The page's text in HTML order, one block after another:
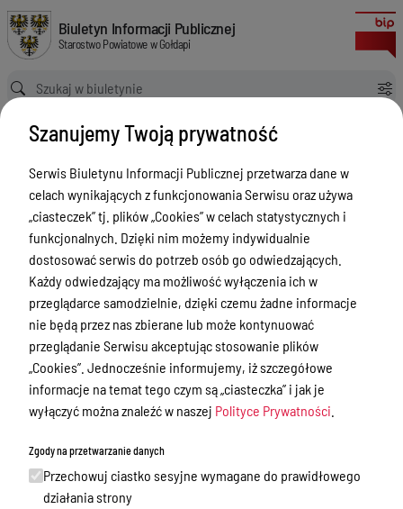
Stanowisko urzędnicze ds. administracyjno-technicznych
Biuletyn Informacji Publicznej Starostwo Powiatowe w Gołdapi
Biuletyn Informacji Publicznej
Starostwo Powiatowe w Gołdapi
Ścieżka powrotu
Strona główna
Ogłoszenia o naborze
Stanowisko urzędnicze ds. administracyjno-technicznych
Ogłoszenia o naborze
Menu Przedmiotowe
Powiat
Rada Powiatu
Zarząd Powiatu
Starostwo Powiatowe
Petycje
Oświadczenia majątkowe
Praca w Starostwie
Akty prawne
Szanujemy Twoją prywatność
Serwis Biuletynu Informacji Publicznej przetwarza dane w
celach wynikających z funkcjonowania Serwisu oraz używa
„ciasteczek” tj. plików „Cookies” w celach statystycznych i
funkcjonalnych. Dzięki nim możemy indywidualnie
dostosować serwis do potrzeb osób go odwiedzających.
Każdy odwiedzający ma możliwość wyłączenia ich w
przeglądarce samodzielnie, dzięki czemu żadne informacje
nie będą przez nas zbierane lub może kontynuować
przeglądanie Serwisu akceptując stosowanie plików
„Cookies”. Jednocześnie informujemy, iż szczegółowe
informacje na temat tego czym są „ciasteczka” i jak je
wyłączyć można znaleźć w naszej Polityce Prywatności
Zgody na przetwarzanie danych
Przechowuj ciastko sesyjne wymagane do prawidłowego
działania strony